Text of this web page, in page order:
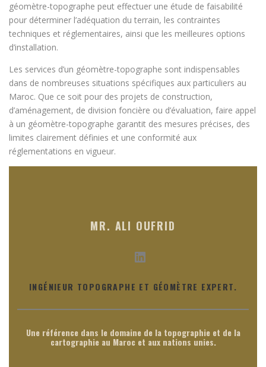
géomètre-topographe peut effectuer une étude de faisabilité
pour déterminer l’adéquation du terrain, les contraintes
techniques et réglementaires, ainsi que les meilleures options
d’installation.
Les services d’un géomètre-topographe sont indispensables
dans de nombreuses situations spécifiques aux particuliers au
Maroc. Que ce soit pour des projets de construction,
d’aménagement, de division foncière ou d’évaluation, faire appel
à un géomètre-topographe garantit des mesures précises, des
limites clairement définies et une conformité aux
réglementations en vigueur.
MR. ALI OUFRID
LinkedIn
INGÉNIEUR TOPOGRAPHE ET GÉOMÈTRE EXPERT.
Une référence dans le domaine de la topographie et de la
cartographie au Maroc et aux nations unies.